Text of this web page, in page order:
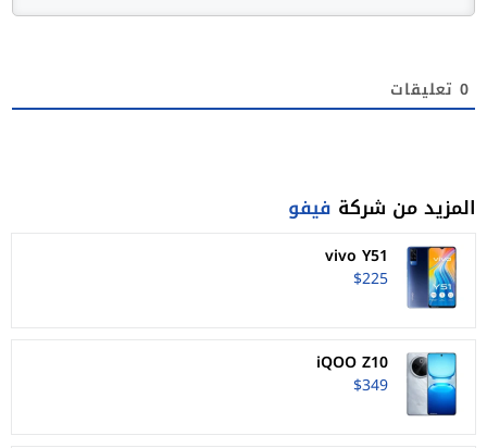
0 تعليقات
المزيد من شركة فيفو
vivo Y51
$225
iQOO Z10
$349